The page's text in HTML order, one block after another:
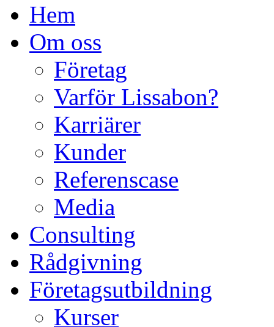
Hem
Om oss
Företag
Varför Lissabon?
Karriärer
Kunder
Referenscase
Media
Consulting
Rådgivning
Företagsutbildning
Kurser